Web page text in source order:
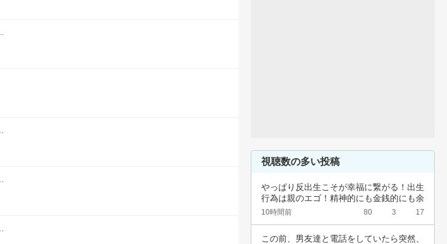
視聴数の多い投稿
やっぱり反出生こそが幸福に繋がる！出生
行為は親のエゴ！精神的にも金銭的にも余
裕ないく…
10時間前 80 3 17
この前、男友達と電話をしていたら突然、